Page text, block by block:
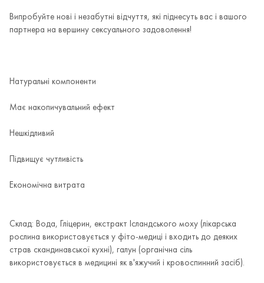
Випробуйте нові і незабутні відчуття, які піднесуть вас і вашого
партнера на вершину сексуального задоволення!
Натуральні компоненти
Має накопичувальний ефект
Нешкідливий
Підвищує чутливість
Економічна витрата
Склад: Вода, Гліцерин, екстракт Ісландського моху (лікарська
рослина використовується у фіто-медиці і входить до деяких
страв скандинавської кухні), галун (органічна сіль
використовується в медицині як в'яжучий і кровоспинний засіб).